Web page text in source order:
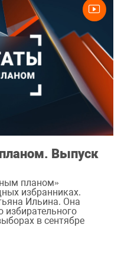
Выпуск
планом»
избранниках.
Ильина. Она
избирательного
в сентябре